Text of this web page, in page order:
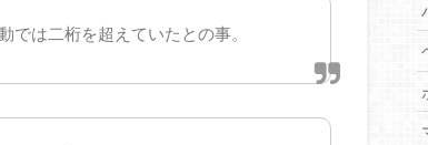
は二桁を超えていたとの事。